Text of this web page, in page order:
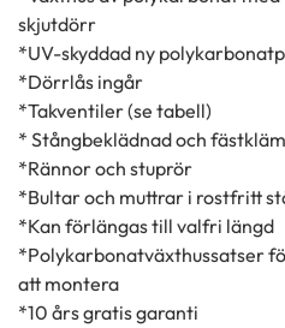
skjutdörr
*UV-skyddad ny
*Dörrlås ingår
*Takventiler (se tabell)
* Stångbeklädnad och
*Rännor och stuprör
*Bultar och muttrar i rostfritt
*Kan förlängas till valfri längd
*Polykarbonatväxthussatser
att montera
*10 års gratis garanti